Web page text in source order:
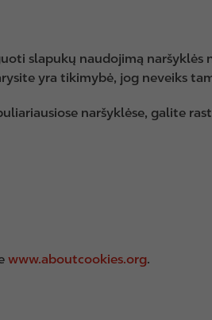
slapukų naudojimą
yra tikimybė, jog neveiks
naršyklėse, galite
www.aboutcookies.org.